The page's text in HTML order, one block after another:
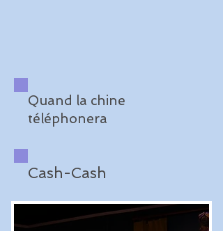
Quand la chine
téléphonera
Cash-Cash